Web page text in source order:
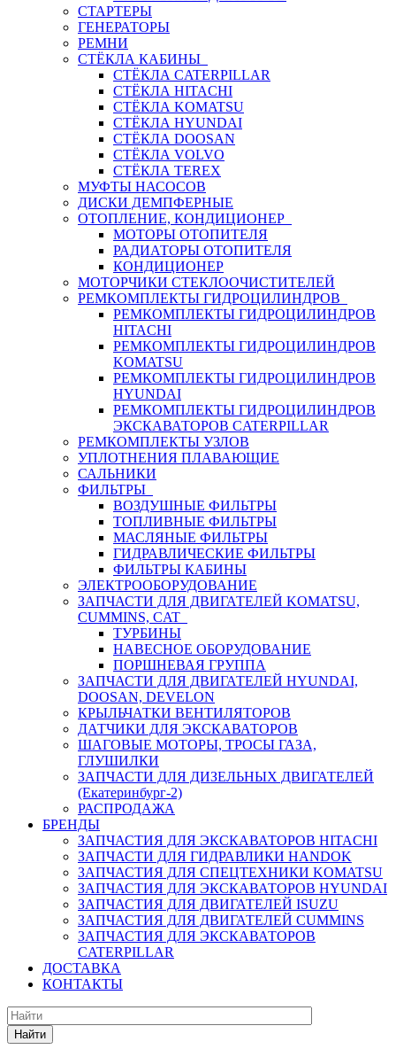
СТАРТЕРЫ
ГЕНЕРАТОРЫ
РЕМНИ
СТЁКЛА КАБИНЫ
СТЁКЛА CATERPILLAR
СТЁКЛА HITACHI
СТЁКЛА KOMATSU
СТЁКЛА HYUNDAI
СТЁКЛА DOOSAN
СТЁКЛА VOLVO
СТЁКЛА TEREX
МУФТЫ НАСОСОВ
ДИСКИ ДЕМПФЕРНЫЕ
ОТОПЛЕНИЕ, КОНДИЦИОНЕР
МОТОРЫ ОТОПИТЕЛЯ
РАДИАТОРЫ ОТОПИТЕЛЯ
КОНДИЦИОНЕР
МОТОРЧИКИ СТЕКЛООЧИСТИТЕЛЕЙ
РЕМКОМПЛЕКТЫ ГИДРОЦИЛИНДРОВ
РЕМКОМПЛЕКТЫ ГИДРОЦИЛИНДРОВ
HITACHI
РЕМКОМПЛЕКТЫ ГИДРОЦИЛИНДРОВ
KOMATSU
РЕМКОМПЛЕКТЫ ГИДРОЦИЛИНДРОВ
HYUNDAI
РЕМКОМПЛЕКТЫ ГИДРОЦИЛИНДРОВ
ЭКСКАВАТОРОВ CATERPILLAR
РЕМКОМПЛЕКТЫ УЗЛОВ
УПЛОТНЕНИЯ ПЛАВАЮЩИЕ
САЛЬНИКИ
ФИЛЬТРЫ
ВОЗДУШНЫЕ ФИЛЬТРЫ
ТОПЛИВНЫЕ ФИЛЬТРЫ
МАСЛЯНЫЕ ФИЛЬТРЫ
ГИДРАВЛИЧЕСКИЕ ФИЛЬТРЫ
ФИЛЬТРЫ КАБИНЫ
ЭЛЕКТРООБОРУДОВАНИЕ
ЗАПЧАСТИ ДЛЯ ДВИГАТЕЛЕЙ KOMATSU,
CUMMINS, CAT
ТУРБИНЫ
НАВЕСНОЕ ОБОРУДОВАНИЕ
ПОРШНЕВАЯ ГРУППА
ЗАПЧАСТИ ДЛЯ ДВИГАТЕЛЕЙ HYUNDAI,
DOOSAN, DEVELON
КРЫЛЬЧАТКИ ВЕНТИЛЯТОРОВ
ДАТЧИКИ ДЛЯ ЭКСКАВАТОРОВ
ШАГОВЫЕ МОТОРЫ, ТРОСЫ ГАЗА,
ГЛУШИЛКИ
ЗАПЧАСТИ ДЛЯ ДИЗЕЛЬНЫХ ДВИГАТЕЛЕЙ
(Екатеринбург-2)
РАСПРОДАЖА
БРЕНДЫ
ЗАПЧАСТИЯ ДЛЯ ЭКСКАВАТОРОВ HITACHI
ЗАПЧАСТИ ДЛЯ ГИДРАВЛИКИ HANDOK
ЗАПЧАСТИЯ ДЛЯ СПЕЦТЕХНИКИ KOMATSU
ЗАПЧАСТИЯ ДЛЯ ЭКСКАВАТОРОВ HYUNDAI
ЗАПЧАСТИЯ ДЛЯ ДВИГАТЕЛЕЙ ISUZU
ЗАПЧАСТИЯ ДЛЯ ДВИГАТЕЛЕЙ CUMMINS
ЗАПЧАСТИЯ ДЛЯ ЭКСКАВАТОРОВ
CATERPILLAR
ДОСТАВКА
КОНТАКТЫ
Найти